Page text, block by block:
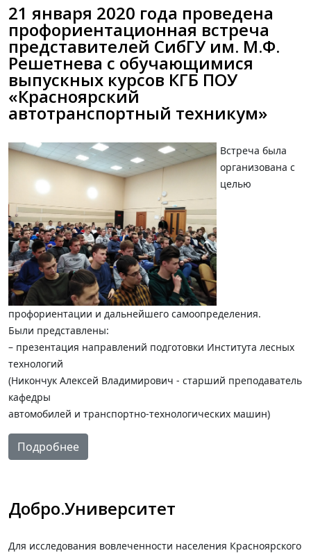
21 января 2020 года проведена
профориентационная встреча
представителей СибГУ им. М.Ф.
Решетнева с обучающимися
выпускных курсов КГБ ПОУ
«Красноярский
автотранспортный техникум»
Встреча была
организована с
целью
профориентации и дальнейшего самоопределения.
Были представлены:
– презентация направлений подготовки Института лесных
технологий
(Никончук Алексей Владимирович - старший преподаватель
кафедры
автомобилей и транспортно-технологических машин)
Подробнее
Добро.Университет
Для исследования вовлеченности населения Красноярского